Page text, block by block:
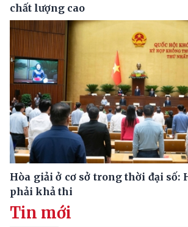
chất lượng cao
Hòa giải ở cơ sở trong thời đại số:
phải khả thi
Tin mới